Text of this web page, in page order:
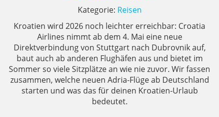
Kategorie: Reisen
Kroatien wird 2026 noch leichter erreichbar: Croatia
Airlines nimmt ab dem 4. Mai eine neue
Direktverbindung von Stuttgart nach Dubrovnik auf,
baut auch ab anderen Flughäfen aus und bietet im
Sommer so viele Sitzplätze an wie nie zuvor. Wir fassen
zusammen, welche neuen Adria-Flüge ab Deutschland
starten und was das für deinen Kroatien-Urlaub
bedeutet.